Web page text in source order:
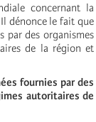
concernant la
dénonce le fait que
par des organismes
de la région et
fournies par des
autoritaires de